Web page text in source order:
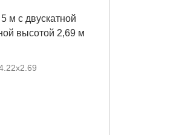
м с двускатной
высотой 2,69 м